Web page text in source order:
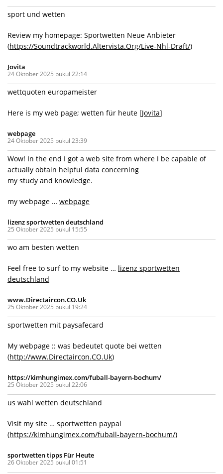
sport und wetten
Review my homepage: Sportwetten Neue Anbieter
(https://Soundtrackworld.Altervista.Org/Live-Nhl-Draft/)
Jovita
24 Oktober 2025 pukul 22:14
wettquoten europameister
Here is my web page; wetten für heute [Jovita]
webpage
24 Oktober 2025 pukul 23:39
Wow! In the end I got a web site from where I be capable of
actually obtain helpful data concerning
my study and knowledge.
my webpage … webpage
lizenz sportwetten deutschland
25 Oktober 2025 pukul 15:55
wo am besten wetten
Feel free to surf to my website … lizenz sportwetten
deutschland
www.Directaircon.CO.Uk
25 Oktober 2025 pukul 19:24
sportwetten mit paysafecard
My webpage :: was bedeutet quote bei wetten
(http://www.Directaircon.CO.Uk)
https://kimhungimex.com/fuball-bayern-bochum/
25 Oktober 2025 pukul 22:06
us wahl wetten deutschland
Visit my site … sportwetten paypal
(https://kimhungimex.com/fuball-bayern-bochum/)
sportwetten tipps Für Heute
26 Oktober 2025 pukul 01:51